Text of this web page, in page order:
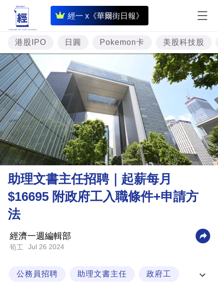
經一 x《華爾街日報》
即
時
財
經
專
題
投
資
樓
市
理
財
商
科
技
港股IPO 日圓 Pokemon卡 美股科技股
助理文書主任招聘｜起薪每月
$16695 附政府工入職條件+申請方
法
經濟一週編輯部
筍工 Jul 26 2024
公務員招聘 助理文書主任 政府工